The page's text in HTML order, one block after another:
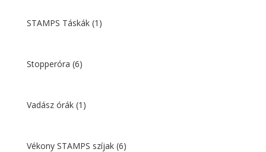
STAMPS Táskák (1)
Stopperóra (6)
Vadász órák (1)
Vékony STAMPS szíjak (6)